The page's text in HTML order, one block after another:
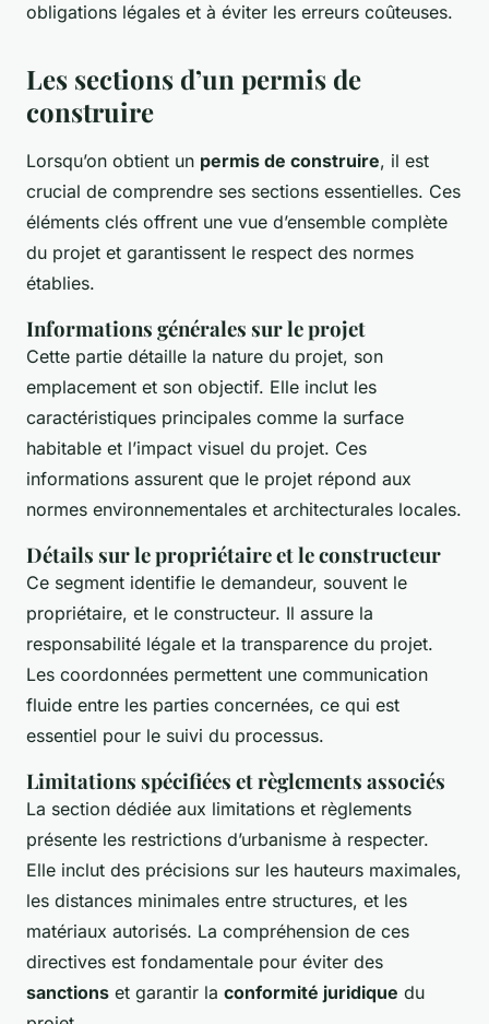
obligations légales et à éviter les erreurs coûteuses.
Les sections d’un permis de
construire
Lorsqu’on obtient un permis de construire, il est
crucial de comprendre ses sections essentielles. Ces
éléments clés offrent une vue d’ensemble complète
du projet et garantissent le respect des normes
établies.
Informations générales sur le projet
Cette partie détaille la nature du projet, son
emplacement et son objectif. Elle inclut les
caractéristiques principales comme la surface
habitable et l’impact visuel du projet. Ces
informations assurent que le projet répond aux
normes environnementales et architecturales locales.
Détails sur le propriétaire et le constructeur
Ce segment identifie le demandeur, souvent le
propriétaire, et le constructeur. Il assure la
responsabilité légale et la transparence du projet.
Les coordonnées permettent une communication
fluide entre les parties concernées, ce qui est
essentiel pour le suivi du processus.
Limitations spécifiées et règlements associés
La section dédiée aux limitations et règlements
présente les restrictions d’urbanisme à respecter.
Elle inclut des précisions sur les hauteurs maximales,
les distances minimales entre structures, et les
matériaux autorisés. La compréhension de ces
directives est fondamentale pour éviter des
sanctions et garantir la conformité juridique du